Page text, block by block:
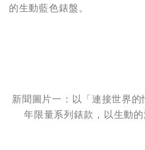
的生動藍色錶盤。
新聞圖片一：以「連接世界
年限量系列錶款，以生動的